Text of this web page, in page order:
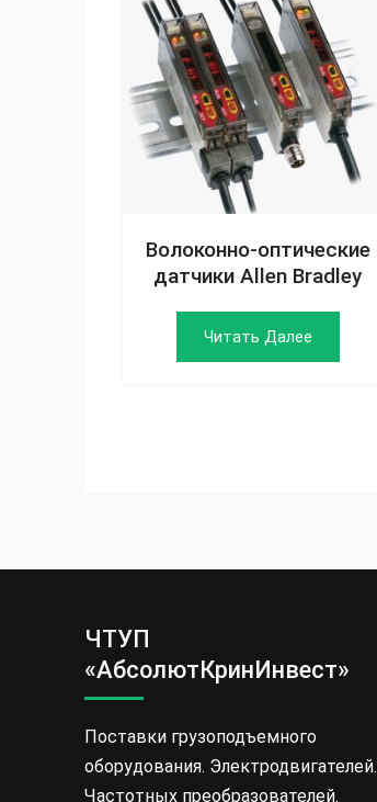
Волоконно-оптические
датчики Allen Bradley
Читать Далее
ЧТУП
«АбсолютКринИнвест»
Поставки грузоподъемного
оборудования. Электродвигателей.
Частотных преобразователей.